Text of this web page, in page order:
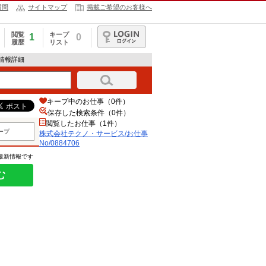
問 サイトマップ 掲載ご希望のお客様へ
閲覧
履歴
1
キープ
リスト
0
ログイン
報詳細
プ
新情報です
キープ中のお仕事（0件）
保存した検索条件（0件）
閲覧したお仕事（1件）
株式会社テクノ・サービス/お仕事
No/0884706